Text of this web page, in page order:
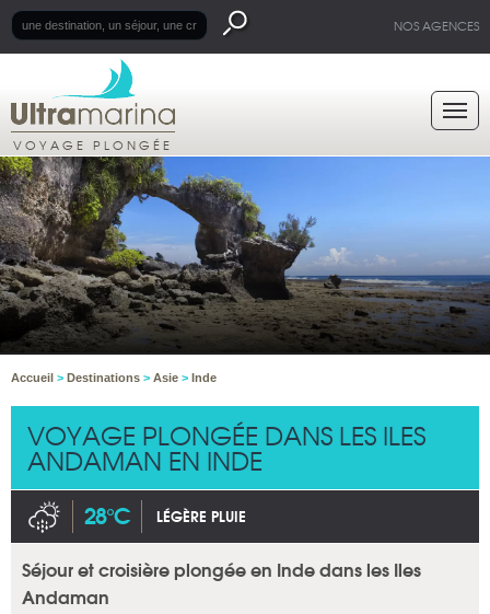
NOS AGENCES
VOYAGE PLONGÉE
Accueil > Destinations > Asie > Inde
VOYAGE PLONGÉE DANS LES ILES
ANDAMAN EN INDE
28°C LÉGÈRE PLUIE
Séjour et croisière plongée en Inde dans les Iles
Andaman